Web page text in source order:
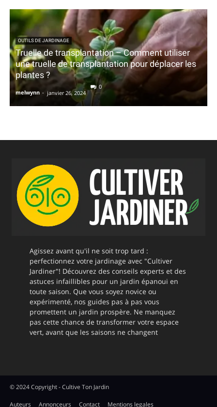
OUTILS DE JARDINAGE
Truelle de transplantation – Comment utiliser
une truelle de transplantation pour déplacer les
plantes ?
melwynn - janvier 26, 2024
0
Agissez avant qu'il ne soit trop tard :
perfectionnez votre jardinage avec "Cultiver
Jardiner"! Découvrez des conseils experts et des
astuces infaillibles pour un jardin épanoui en
toute saison. Que vous soyez novice ou
expérimenté, nos guides pas à pas vous
promettent un jardin prospère. Ne manquez
pas cette chance de transformer votre espace
vert, avant que les saisons ne changent
© 2024 Copyright - Cultive Ton Jardin
Auteurs Annonceurs Contact Mentions legales